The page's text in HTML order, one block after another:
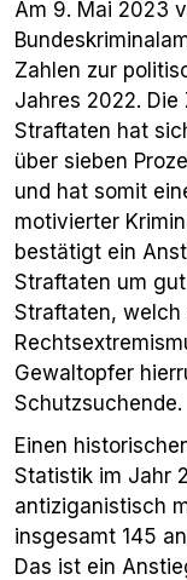
Am 9. Mai 2023
Zahlen zur
Jahres 2022.
Straftaten hat
über sieben
und hat somit
motivierter
bestätigt ein
Straftaten um
Straftaten, welch
Gewaltopfer
Schutzsuchende.
Einen
Statistik im Jahr
antiziganistisch
insgesamt 145
Das ist ein